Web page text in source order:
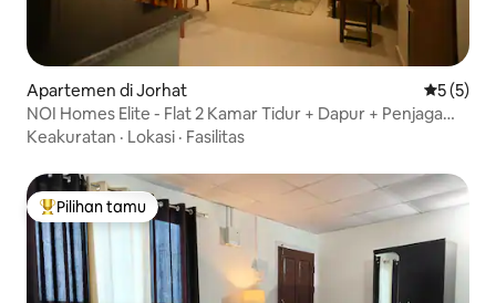
Apartemen di Jorhat Nilai
5 (5)
NOI Homes Elite - Flat 2 Kamar Tidur + Dapur + Penjaga
24x7
Keakuratan · Lokasi · Fasilitas
Pilihan tamu terpopuler
Pilihan tamu